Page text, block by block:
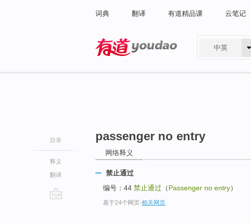
词典 翻译 有道精品课 云笔记
中英
目录
释义
翻译
passenger no entry
网络释义
禁止通过
编号：44 禁止通过 （Passenger no entry）
基于24个网页-相关网页